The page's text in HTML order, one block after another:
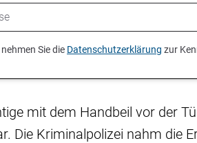
Sie die Datenschutzerklärung zur
mit dem Handbeil vor der
Die Kriminalpolizei nahm die